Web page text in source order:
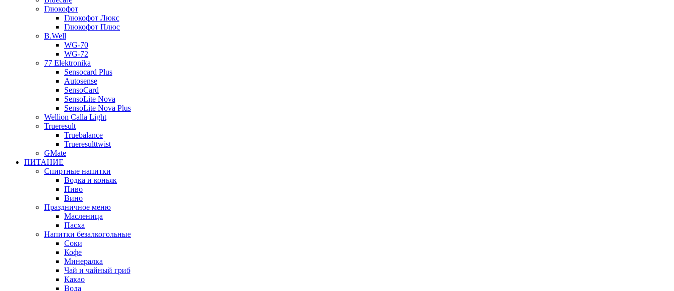
Глюкофот
Глюкофот Люкс
Глюкофот Плюс
B.Well
WG-70
WG-72
77 Elektronika
Sensocard Plus
Autosense
SensoCard
SensoLite Nova
SensoLite Nova Plus
Wellion Calla Light
Trueresult
Truebalance
Trueresulttwist
GMate
ПИТАНИЕ
Спиртные напитки
Водка и коньяк
Пиво
Вино
Праздничное меню
Масленица
Пасха
Напитки безалкогольные
Соки
Кофе
Минералка
Чай и чайный гриб
Какао
Вода